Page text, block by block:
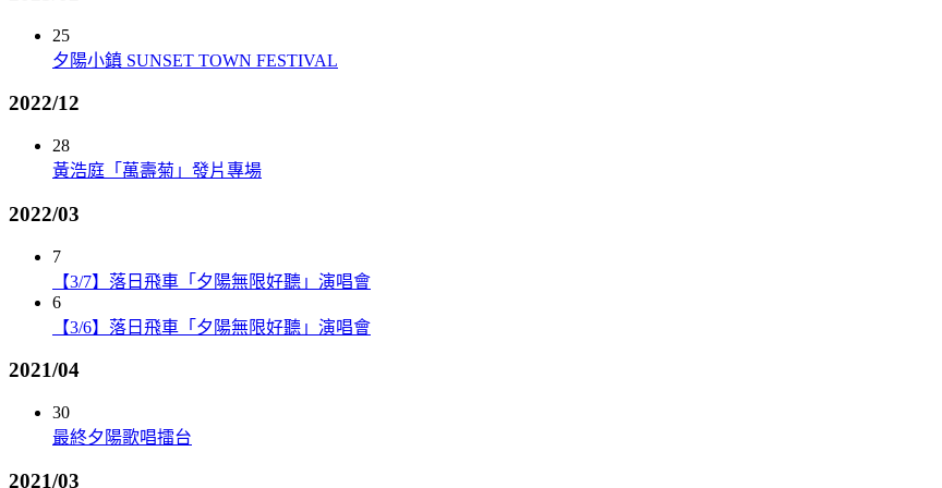
25
夕陽小鎮 SUNSET TOWN FESTIVAL
2022/12
28
黃浩庭「萬壽菊」發片專場
2022/03
7
【3/7】落日飛車「夕陽無限好聽」演唱會
6
【3/6】落日飛車「夕陽無限好聽」演唱會
2021/04
30
最終夕陽歌唱擂台
2021/03